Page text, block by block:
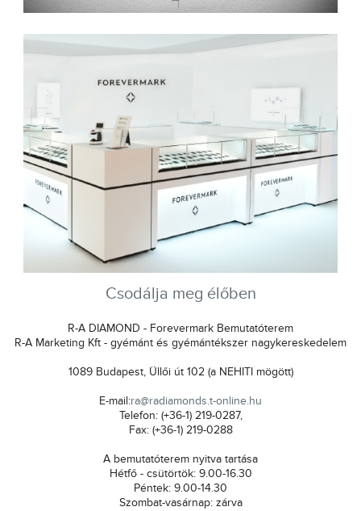
Csodálja meg élőben
R-A DIAMOND - Forevermark Bemutatóterem
R-A Marketing Kft - gyémánt és gyémántékszer nagykereskedelem
1089 Budapest, Üllői út 102 (a NEHITI mögött)
E-mail:ra@radiamonds.t-online.hu
Telefon: (+36-1) 219-0287,
Fax: (+36-1) 219-0288
A bemutatóterem nyitva tartása
Hétfő - csütörtök: 9.00-16.30
Péntek: 9.00-14.30
Szombat-vasárnap: zárva